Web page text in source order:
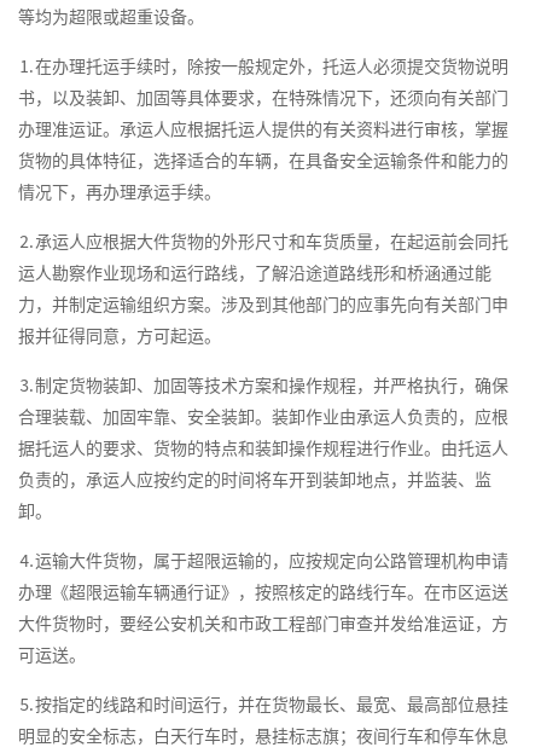
等均为超限或超重设备。
⒈在办理托运手续时，除按一般规定外，托运人必须提交货物说明
书，以及装卸、加固等具体要求，在特殊情况下，还须向有关部门
办理准运证。承运人应根据托运人提供的有关资料进行审核，掌握
货物的具体特征，选择适合的车辆，在具备安全运输条件和能力的
情况下，再办理承运手续。
⒉承运人应根据大件货物的外形尺寸和车货质量，在起运前会同托
运人勘察作业现场和运行路线，了解沿途道路线形和桥涵通过能
力，并制定运输组织方案。涉及到其他部门的应事先向有关部门申
报并征得同意，方可起运。
⒊制定货物装卸、加固等技术方案和操作规程，并严格执行，确保
合理装载、加固牢靠、安全装卸。装卸作业由承运人负责的，应根
据托运人的要求、货物的特点和装卸操作规程进行作业。由托运人
负责的，承运人应按约定的时间将车开到装卸地点，并监装、监
卸。
⒋运输大件货物，属于超限运输的，应按规定向公路管理机构申请
办理《超限运输车辆通行证》，按照核定的路线行车。在市区运送
大件货物时，要经公安机关和市政工程部门审查并发给准运证，方
可运送。
⒌按指定的线路和时间运行，并在货物最长、最宽、最高部位悬挂
明显的安全标志，白天行车时，悬挂标志旗；夜间行车和停车休息